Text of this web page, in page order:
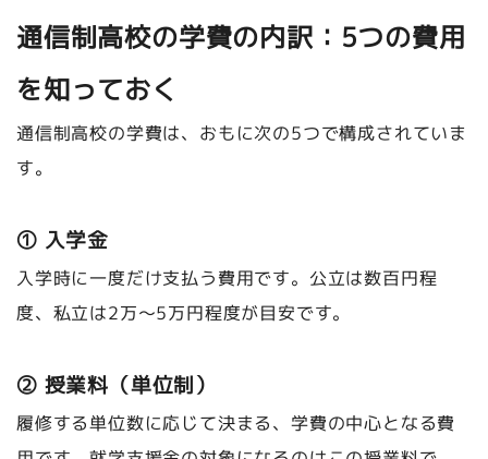
通信制高校の学費の内訳：5つの費用
を知っておく
通信制高校の学費は、おもに次の5つで構成されていま
す。
① 入学金
入学時に一度だけ支払う費用です。公立は数百円程
度、私立は2万〜5万円程度が目安です。
② 授業料（単位制）
履修する単位数に応じて決まる、学費の中心となる費